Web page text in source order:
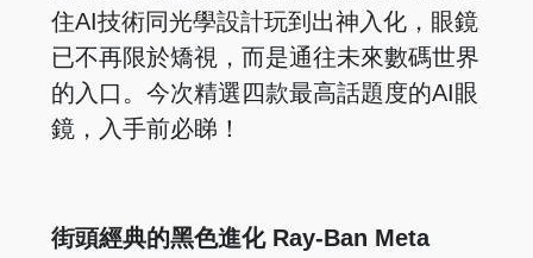
住AI技術同光學設計玩到出神入化，眼鏡
已不再限於矯視，而是通往未來數碼世界
的入口。今次精選四款最高話題度的AI眼
鏡，入手前必睇！
街頭經典的黑色進化 Ray-Ban Meta